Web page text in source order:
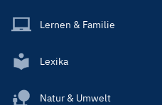
Lernen & Familie
Lexika
Natur & Umwelt